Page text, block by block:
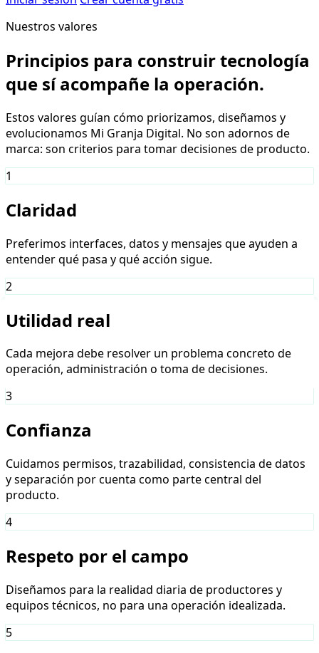
Nuestros valores
Principios para construir tecnología
que sí acompañe la operación.
Estos valores guían cómo priorizamos, diseñamos y
evolucionamos Mi Granja Digital. No son adornos de
marca: son criterios para tomar decisiones de producto.
1
Claridad
Preferimos interfaces, datos y mensajes que ayuden a
entender qué pasa y qué acción sigue.
2
Utilidad real
Cada mejora debe resolver un problema concreto de
operación, administración o toma de decisiones.
3
Confianza
Cuidamos permisos, trazabilidad, consistencia de datos
y separación por cuenta como parte central del
producto.
4
Respeto por el campo
Diseñamos para la realidad diaria de productores y
equipos técnicos, no para una operación idealizada.
5